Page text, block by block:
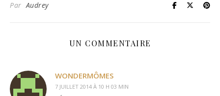
ParAudrey
UN COMMENTAIRE
WONDERMÔMES
7 JUILLET 2014 À 10 H 03 MIN